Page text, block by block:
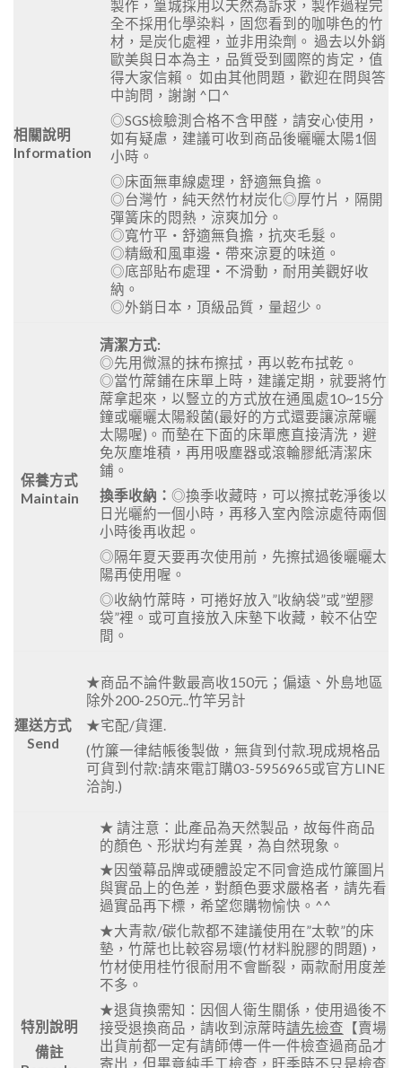
相關說明
Information
製作，篁城採用以天然為訴求，製作過程完
全不採用化學染料，固您看到的咖啡色的竹
材，是炭化處裡，並非用染劑。 過去以外銷
歐美與日本為主，品質受到國際的肯定，值
得大家信賴。 如由其他問題，歡迎在問與答
中詢問，謝謝 ^口^
◎SGS檢驗測合格不含甲醛，請安心使用，
如有疑慮，建議可收到商品後曬曬太陽1個
小時。
◎床面無車線處理，舒適無負擔。
◎台灣竹，純天然竹材炭化◎厚竹片，隔開
彈簧床的悶熱，涼爽加分。
◎寬竹平‧舒適無負擔，抗夾毛髮。
◎精緻和風車邊‧帶來涼夏的味道。
◎底部貼布處理‧不滑動，耐用美觀好收
納。
◎外銷日本，頂級品質，量超少。
保養方式
Maintain
清潔方式:
◎先用微濕的抹布擦拭，再以乾布拭乾。
◎當竹蓆鋪在床單上時，建議定期，就要將竹
蓆拿起來，以豎立的方式放在通風處10~15分
鐘或曬曬太陽殺菌(最好的方式還要讓涼蓆曬
太陽喔)。而墊在下面的床單應直接清洗，避
免灰塵堆積，再用吸塵器或滾輪膠紙清潔床
鋪。
換季收納： ◎換季收藏時，可以擦拭乾淨後以
日光曬約一個小時，再移入室內陰涼處待兩個
小時後再收起。
◎隔年夏天要再次使用前，先擦拭過後曬曬太
陽再使用喔。
◎收納竹蓆時，可捲好放入”收納袋”或”塑膠
袋”裡。或可直接放入床墊下收藏，較不佔空
間。
運送方式
Send
★商品不論件數最高收150元；偏遠、外島地區
除外200-250元..竹竿另計
★宅配/貨運.
(竹簾一律結帳後製做，無貨到付款.現成規格品
可貨到付款:請來電訂購03-5956965或官方LINE
洽詢.)
特別說明
備註
★ 請注意：此產品為天然製品，故每件商品
的顏色、形狀均有差異，為自然現象。
★因螢幕品牌或硬體設定不同會造成竹簾圖片
與實品上的色差，對顏色要求嚴格者，請先看
過實品再下標，希望您購物愉快。^^
★大青款/碳化款都不建議使用在”太軟”的床
墊，竹蓆也比較容易壞(竹材料脫膠的問題)，
竹材使用桂竹很耐用不會斷裂，兩款耐用度差
不多。
★退貨換需知：因個人衛生關係，使用過後不
接受退換商品，請收到涼蓆時請先檢查 【賣場
出貨前都一定有請師傅一件一件檢查過商品才
寄出，但畢竟純手工檢查，旺季時不只是檢查